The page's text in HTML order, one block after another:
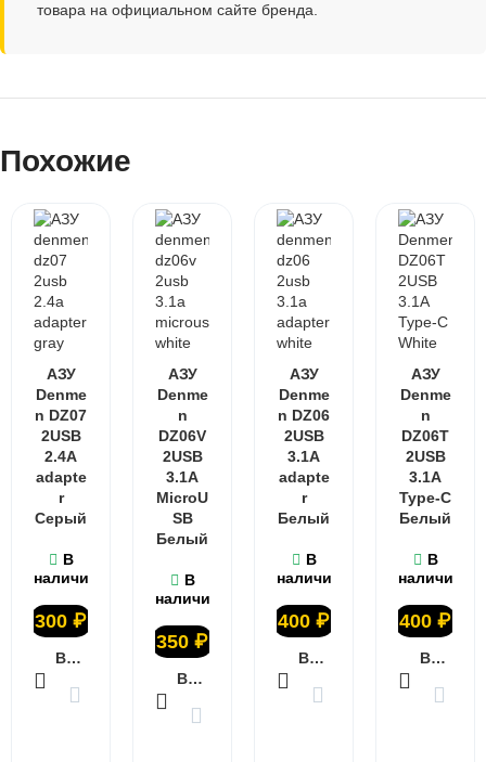
товара на официальном сайте бренда.
Похожие
АЗУ
Denme
n DZ07
2USB
2.4A
adapte
r
Серый
В
наличии
300 ₽
В КОРЗИНУ
АЗУ
Denme
n
DZ06V
2USB
3.1A
MicroU
SB
Белый
В
наличии
350 ₽
В КОРЗИНУ
АЗУ
Denme
n DZ06
2USB
3.1A
adapte
r
Белый
В
наличии
400 ₽
В КОРЗИНУ
АЗУ
Denme
n
DZ06T
2USB
3.1A
Type-C
Белый
В
наличии
400 ₽
В КОРЗИНУ